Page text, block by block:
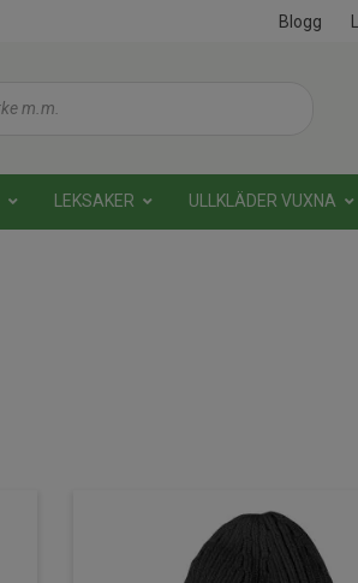
Blogg
LEKSAKER ULLKLÄDER VUXNA